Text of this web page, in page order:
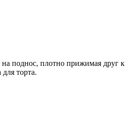
поднос, плотно прижимая друг к
для торта.